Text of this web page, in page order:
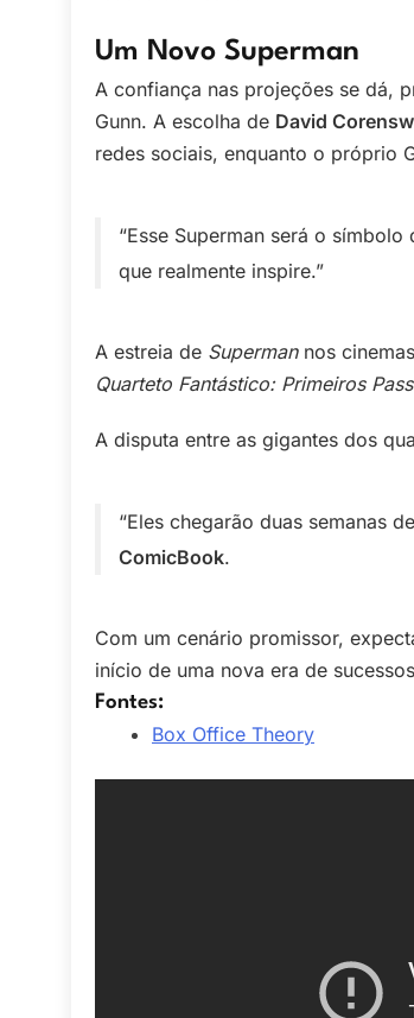
Um Novo Superman
A confiança nas projeções se dá,
Gunn. A escolha de David
redes sociais, enquanto o próprio
“Esse Superman será o
que realmente inspire.”
A estreia de Supermannos
Quarteto Fantástico: Primeiros
A disputa entre as gigantes dos
“Eles chegarão duas semanas
ComicBook.
Com um cenário promissor,
início de uma nova era de
Fontes:
Box Office Theory